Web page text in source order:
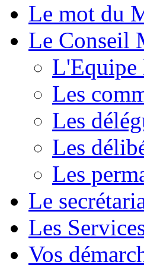
Le mot du
Le Conseil
Les
Les
Les
Les
Le
Les
Vos